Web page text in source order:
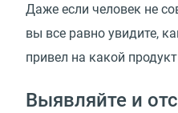
Даже если человек не
вы все равно увидите,
привел на какой продукт
Выявляйте и